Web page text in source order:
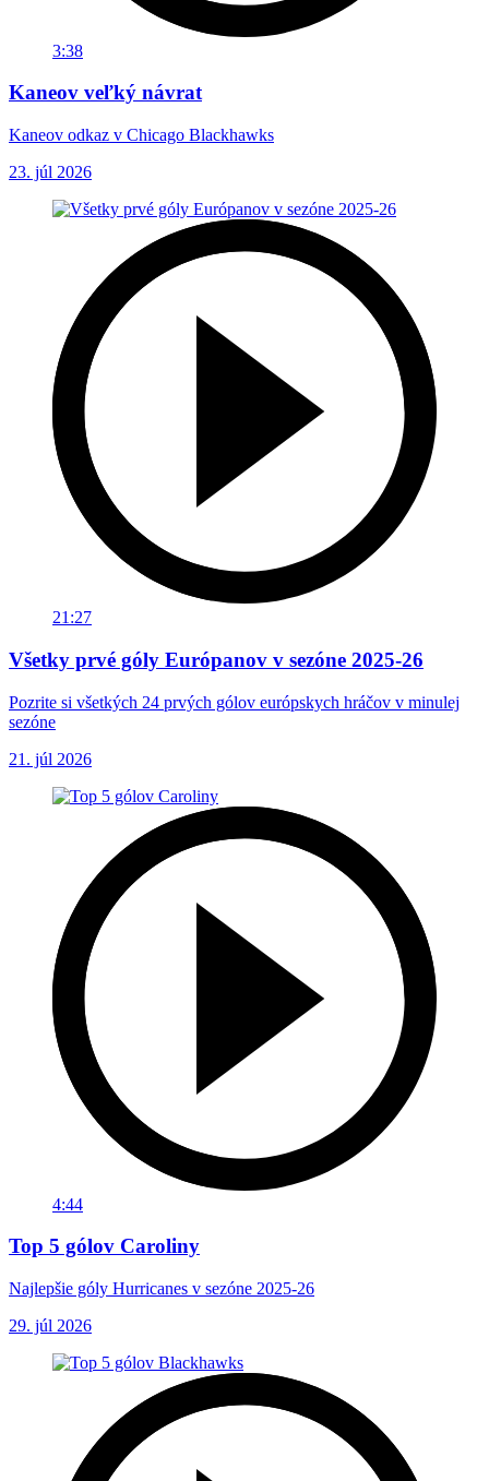
3:38
Kaneov veľký návrat
Kaneov odkaz v Chicago Blackhawks
23. júl 2026
21:27
Všetky prvé góly Európanov v sezóne 2025-26
Pozrite si všetkých 24 prvých gólov európskych hráčov v minulej
sezóne
21. júl 2026
4:44
Top 5 gólov Caroliny
Najlepšie góly Hurricanes v sezóne 2025-26
29. júl 2026